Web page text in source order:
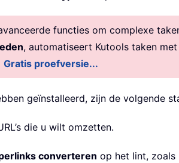
functies om complexe
, automatiseert Kutools taken
Gratis proefversie...
geïnstalleerd, zijn de volgende
die u wilt omzetten.
converteren op het lint, zoals